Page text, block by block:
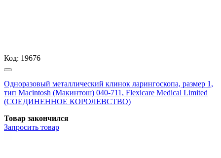
Код: 19676
Одноразовый металлический клинок ларингоскопа, размер 1,
тип Macintosh (Макинтош) 040-711, Flexicare Medical Limited
(СОЕДИНЕННОЕ КОРОЛЕВСТВО)
Товар закончился
Запросить товар